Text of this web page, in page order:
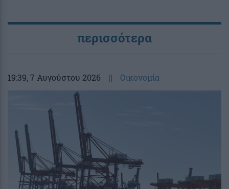
περισσότερα
19:39, 7 Αυγούστου 2026 || Οικονομία